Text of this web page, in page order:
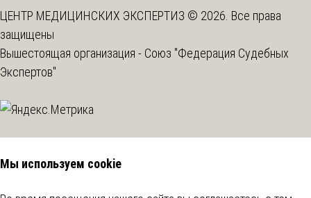
ЦЕНТР МЕДИЦИНСКИХ ЭКСПЕРТИЗ © 2026. Все права
защищены
Вышестоящая организация - Союз "Федерация Судебных
Экспертов"
Мы используем cookie